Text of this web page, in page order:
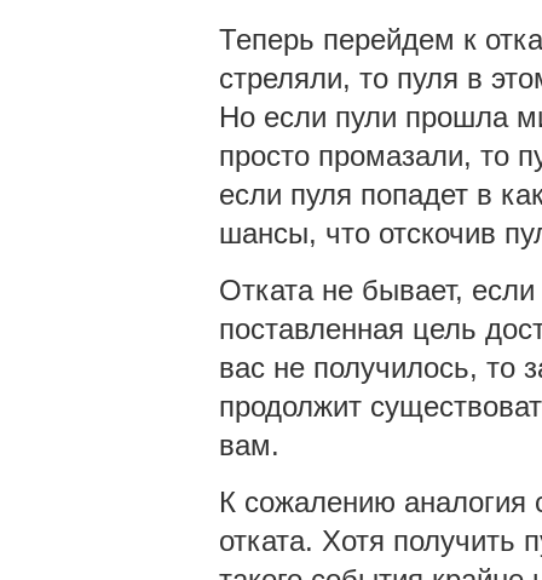
Теперь перейдем к
стреляли, то пуля в
Но если пули прошла
просто промазали, то
если пуля попадет в
шансы, что отскочив
Отката не бывает,
поставленная цель
вас не получилось, то
продолжит
вам.
К сожалению аналогия
отката. Хотя получить